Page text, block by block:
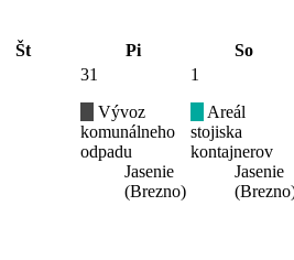
Št Pi So
31
Vývoz
komunálneho
odpadu
Jasenie
(Brezno)
1
Areál
stojiska
kontajnerov
Jasenie